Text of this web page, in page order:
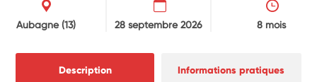
Aubagne(13) 28 septembre 2026 8 mois
Description Informations pratiques